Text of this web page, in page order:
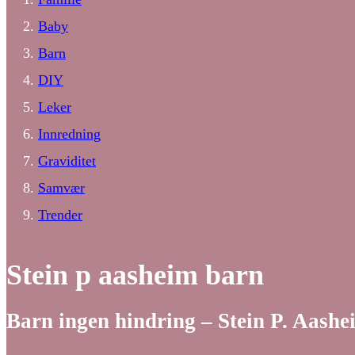
Baby
Barn
DIY
Leker
Innredning
Graviditet
Samvær
Trender
Stein p aasheim barn
Barn ingen hindring – Stein P.